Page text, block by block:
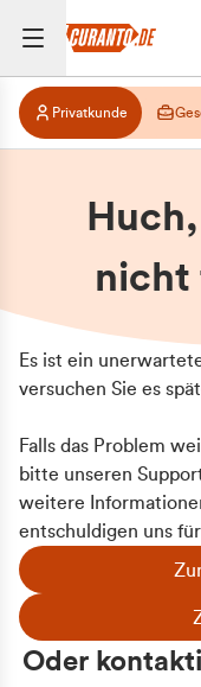
Privatkunde
nicht
Es ist ein
versuchen Sie es
Falls das Problem
bitte unseren
weitere
entschuldigen uns
Oder